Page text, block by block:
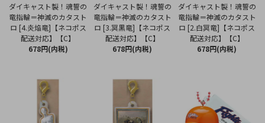
ダイキャスト製！魂誓の
竜指輪＝神滅のカタスト
ロ [4.炎焔竜]【ネコポス
配送対応】【C】
678円(内税)
ダイキャスト製！魂誓の
竜指輪＝神滅のカタスト
ロ [3.冥黒竜]【ネコポス
配送対応】【C】
678円(内税)
ダイキャスト製！魂誓の
竜指輪＝神滅のカタスト
ロ [2.白冥竜]【ネコポス
配送対応】【C】
678円(内税)